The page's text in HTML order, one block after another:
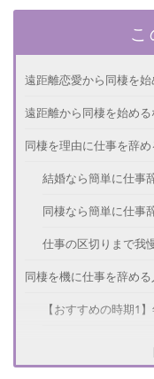
遠距離恋愛から同棲を
遠距離から同棲を始め
同棲を理由に仕事を辞
結婚なら簡単に仕事
同棲なら簡単に仕事
仕事の区切りまで我
同棲を機に仕事を辞め
【おすすめの時期1